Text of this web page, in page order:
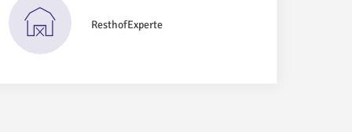
ResthofExperte